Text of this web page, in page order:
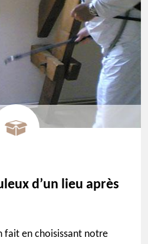
d’un lieu après
fait en choisissant notre